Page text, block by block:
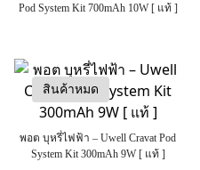
Pod System Kit 700mAh 10W [ แท้ ]
สินค้าหมด
พอต บุหรี่ไฟฟ้า – Uwell Cravat Pod
System Kit 300mAh 9W [ แท้ ]